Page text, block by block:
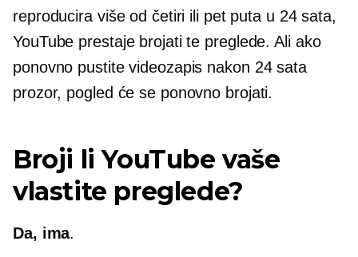
reproducira više od četiri ili pet puta u 24 sata,
YouTube prestaje brojati te preglede. Ali ako
ponovno pustite videozapis nakon 24 sata
prozor, pogled će se ponovno brojati.
Broji li YouTube vaše
vlastite preglede?
Da, ima.